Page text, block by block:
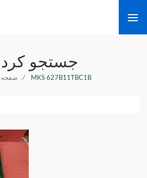
جستجو
صفحه / MKS 627B11TBC1B